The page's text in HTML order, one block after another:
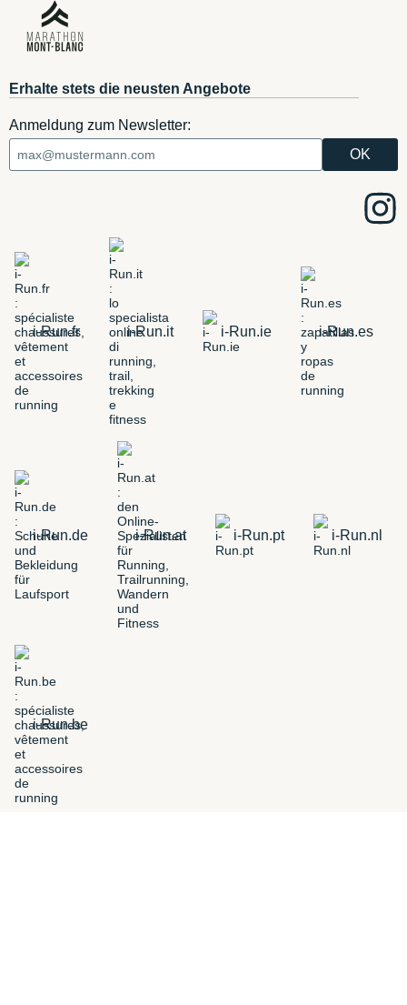
Erhalte stets die neusten Angebote
Anmeldung zum Newsletter:
i-Run.fr i-Run.it i-Run.ie i-Run.es
i-Run.de i-Run.at i-Run.pt i-Run.nl
i-Run.be